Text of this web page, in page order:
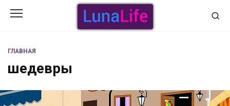
ГЛАВНАЯ
шедевры